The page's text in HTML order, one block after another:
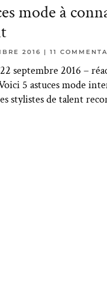
mode à
2016 11
septembre 2016 –
5 astuces mode
stylistes de talent